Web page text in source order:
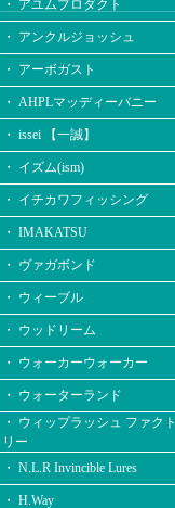
・ アユムプロダクト
・ アンクルジョッシュ
・ アーボガスト
・ AHPLマッディーバニー
・ issei 【一誠】
・ イズム(ism)
・ イチカワフィッシング
・ IMAKATSU
・ ヴァガボンド
・ ウィーブル
・ ウッドリーム
・ ウォーカーウォーカー
・ ウォーターランド
・ ウィップラッシュ ファクト
リー
・ N.L.R Invincible Lures
・ H.Way